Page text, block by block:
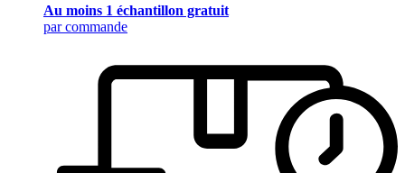
Au moins 1 échantillon gratuit
par commande